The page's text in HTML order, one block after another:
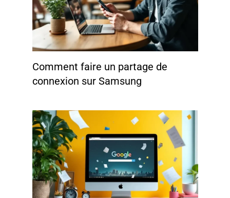
Comment faire un partage de
connexion sur Samsung